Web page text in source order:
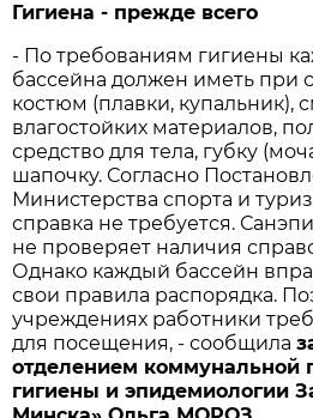
Гигиена - прежде всего
- По требованиям гигиены
бассейна должен иметь при
костюм (плавки, купальник),
влагостойких материалов,
средство для тела, губку
шапочку. Согласно
Министерства спорта и
справка не требуется.
не проверяет наличия
Однако каждый бассейн
свои правила распорядка.
учреждениях работники
для посещения, - сообщила
отделением коммунальной
гигиены и эпидемиологии